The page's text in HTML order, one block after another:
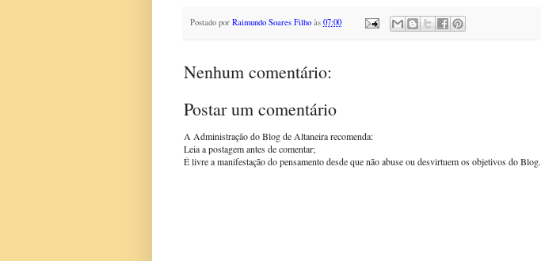
Postado por Raimundo Soares Filho às 07:00
Nenhum comentário:
Postar um comentário
A Administração do Blog de Altaneira recomenda:
Leia a postagem antes de comentar;
É livre a manifestação do pensamento desde que não abuse ou desvirtuem os objetivos do Blog.